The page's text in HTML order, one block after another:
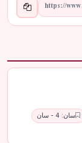
سان: 4 - سان